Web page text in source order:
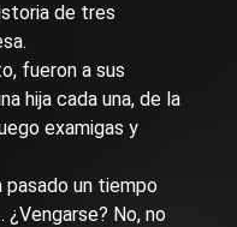
de tres
fueron a sus
hija cada una, de la
examigas y
pasado un tiempo
No, no